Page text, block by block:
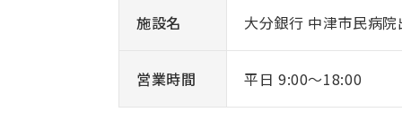
施設名 大分銀行 中津市民病
営業時間 平日 9:00～18:00